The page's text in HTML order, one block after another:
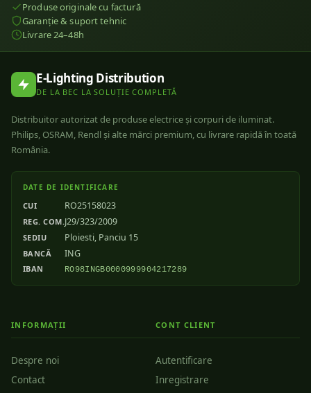
Produse originale cu factură
Garanție & suport tehnic
Livrare 24–48h
E-Lighting Distribution
DE LA BEC LA SOLUȚIE COMPLETĂ
Distribuitor autorizat de produse electrice și corpuri de iluminat.
Philips, OSRAM, Rendl și alte mărci premium, cu livrare rapidă în toată
România.
DATE DE IDENTIFICARE
CUI RO25158023
REG. COM.J29/323/2009
SEDIU Ploiesti, Panciu 15
BANCĂ ING
IBAN RO98INGB0000999904217289
INFORMAȚII
Despre noi
Contact
CONT CLIENT
Autentificare
Inregistrare